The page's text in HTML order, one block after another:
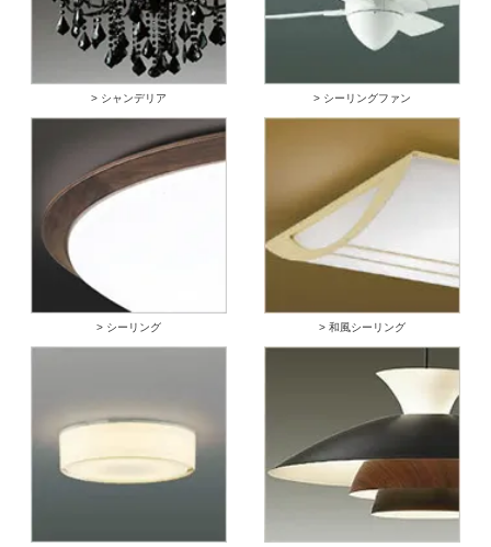
> シャンデリア > シーリングファン
> シーリング > 和風シーリング